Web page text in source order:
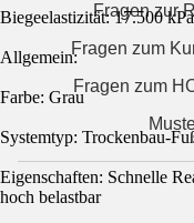
Biegeelastizität: 17.500 kPa
Allgemein:
Farbe: Grau
Systemtyp: Trockenbau-
Eigenschaften: Schnelle
hoch belastbar
Fragen zur
Fragen zum
Fragen zum